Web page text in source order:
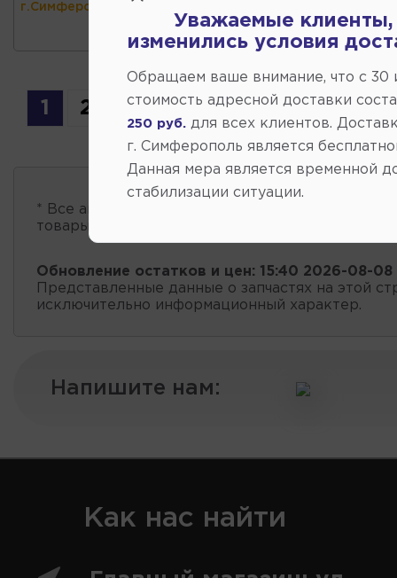
г.Симферополь)
1 2 3
* Все автозапчасти
товары проходит несколько раз в сутки.
Обновление остатков и цен: 15:40 2026-08-08
Представленные данные о запчастях на этой
исключительно информационный характер.
Напишите нам:
Как нас найти
Уважаемые клиенты,
изменились условия
Обращаем ваше внимание, что c 30
стоимость адресной доставки
250 руб. для всех клиентов.
г. Симферополь является
Данная мера является временной
стабилизации ситуации.